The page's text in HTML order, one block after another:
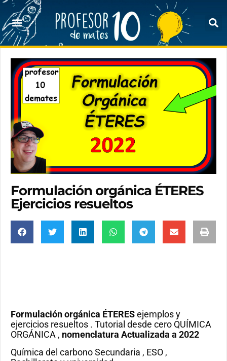
Formulación orgánica ÉTERES
Ejercicios resueltos
Formulación orgánica ÉTERESejemplos y
ejercicios resueltos . Tutorial desde cero QUÍMICA
ORGÁNICA , nomenclatura Actualizada a 2022
Química del carbono Secundaria , ESO ,